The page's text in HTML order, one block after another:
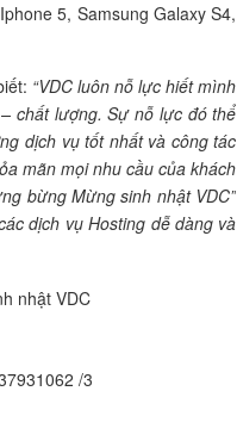
5, Samsung Galaxy S4,
“VDC luôn nỗ lực hiết mình
chất lượng. Sự nỗ lực đó thể
dịch vụ tốt nhất và công tác
mãn mọi nhu cầu của khách
bừng Mừng sinh nhật VDC”
dịch vụ Hosting dễ dàng và
/3